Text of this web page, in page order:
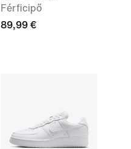
Férficipő
89,99 €